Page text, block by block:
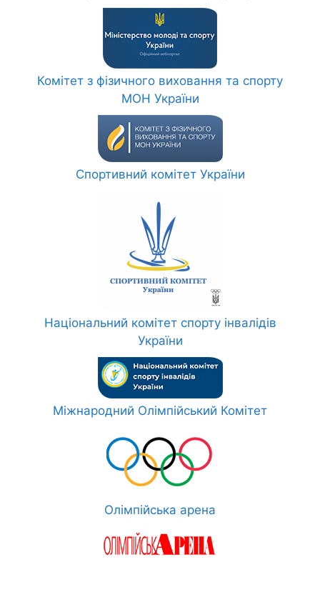
Комітет з фізичного виховання та спорту
МОН України
Спортивний комітет України
Національний комітет спорту інвалідів
України
Міжнародний Олімпійський Комітет
Олімпійська арена